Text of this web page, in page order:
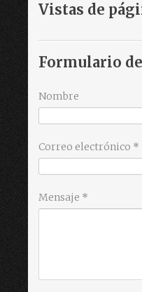
Vistas de
Formulario
Nombre
Correo electrónico *
Mensaje *